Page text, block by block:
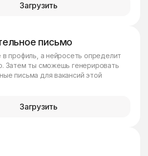
Загрузить
письмо
в профиль, а нейросеть определит
Затем ты сможешь генерировать
письма для вакансий этой
Загрузить